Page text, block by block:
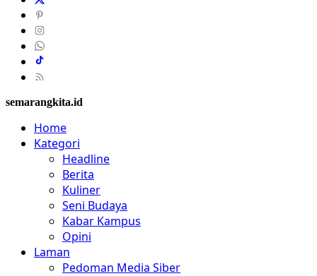
semarangkita.id
Home
Kategori
Headline
Berita
Kuliner
Seni Budaya
Kabar Kampus
Opini
Laman
Pedoman Media Siber